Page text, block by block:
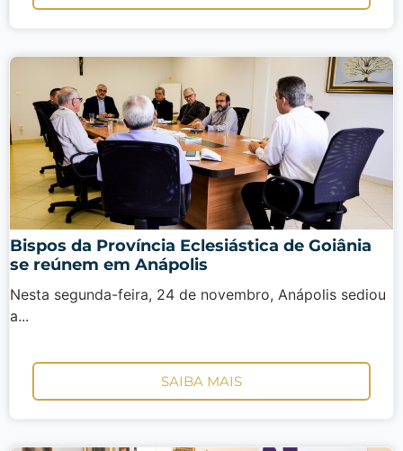
Bispos da Província Eclesiástica de Goiânia
se reúnem em Anápolis
Nesta segunda-feira, 24 de novembro, Anápolis sediou
a...
SAIBA MAIS